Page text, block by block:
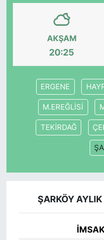
AKŞAM
20:25
ERGENE
M.EREĞLİSİ
TEKİRDAĞ
ŞARKÖY